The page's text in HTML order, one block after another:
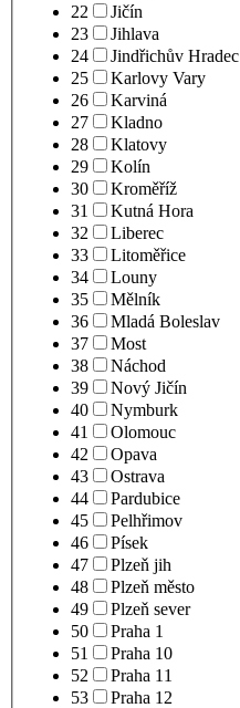
22
Jičín
23
Jihlava
24
Jindřichův Hradec
25
Karlovy Vary
26
Karviná
27
Kladno
28
Klatovy
29
Kolín
30
Kroměříž
31
Kutná Hora
32
Liberec
33
Litoměřice
34
Louny
35
Mělník
36
Mladá Boleslav
37
Most
38
Náchod
39
Nový Jičín
40
Nymburk
41
Olomouc
42
Opava
43
Ostrava
44
Pardubice
45
Pelhřimov
46
Písek
47
Plzeň jih
48
Plzeň město
49
Plzeň sever
50
Praha 1
51
Praha 10
52
Praha 11
53
Praha 12